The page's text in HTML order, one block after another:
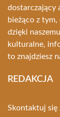
dostarczający
bieżąco z
dzięki
kulturalne,
to znajdziesz
REDAKCJA
Skontaktuj się